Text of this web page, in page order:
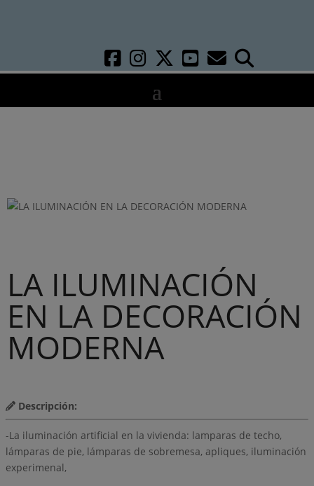
LA ILUMINACIÓN
EN LA DECORACIÓN
MODERNA
Descripción:
-La iluminación artificial en la vivienda: lamparas de techo,
lámparas de pie, lámparas de sobremesa, apliques, iluminación
experimenal,